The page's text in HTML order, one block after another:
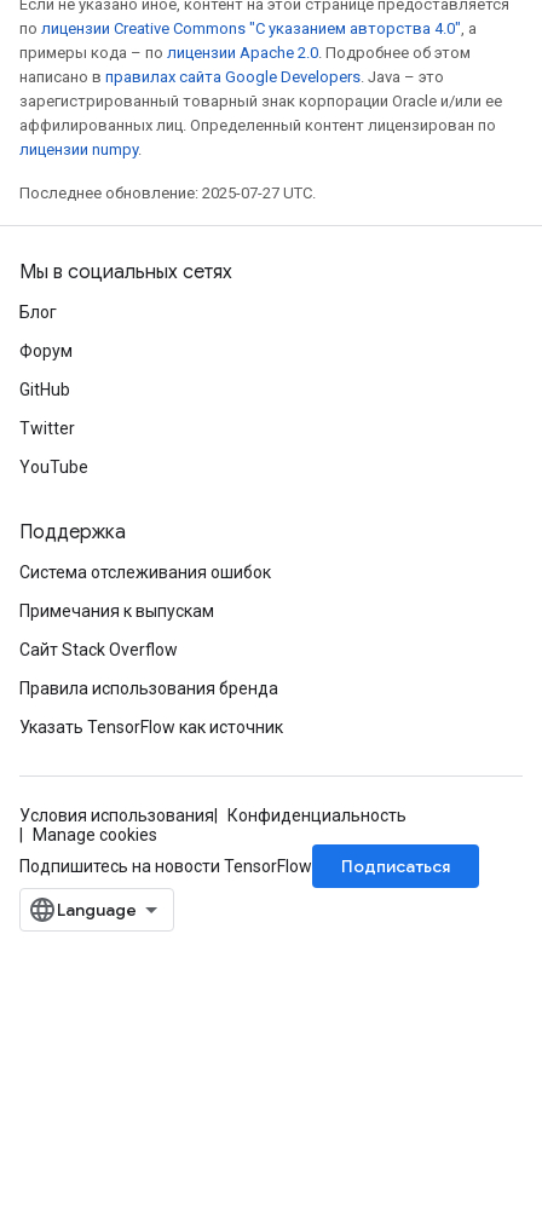
Если не указано иное, контент на этой странице предоставляется
по лицензии Creative Commons "С указанием авторства 4.0", а
примеры кода – по лицензии Apache 2.0. Подробнее об этом
написано в правилах сайта Google Developers. Java – это
зарегистрированный товарный знак корпорации Oracle и/или ее
аффилированных лиц. Определенный контент лицензирован по
лицензии numpy.
Последнее обновление: 2025-07-27 UTC.
Мы в социальных сетях
Блог
Форум
GitHub
Twitter
YouTube
Поддержка
Система отслеживания ошибок
Примечания к выпускам
Сайт Stack Overflow
Правила использования бренда
Указать TensorFlow как источник
Условия использования
Конфиденциальность
Manage cookies
Подпишитесь на новости TensorFlow
Подписаться